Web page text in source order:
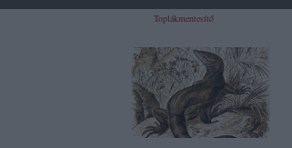
Toplákmentesítő